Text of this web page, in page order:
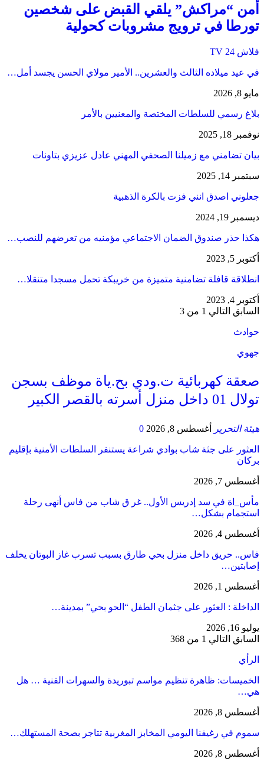
أمن “مراكش” يلقي القبض على شخصين
تورطا في ترويج مشروبات كحولية
فلاش 24 TV
في عيد ميلاده الثالث والعشرين.. الأمير مولاي الحسن يجسد أمل…
مايو 8, 2026
بلاغ رسمي للسلطات المختصة والمعنيين بالأمر
نوفمبر 18, 2025
بيان تضامني مع زميلنا الصحفي المهني عادل عزيزي بتاونات
سبتمبر 14, 2025
جعلوني اصدق انني فزت بالكرة الذهبية
ديسمبر 19, 2024
هكذا حذر صندوق الضمان الاجتماعي مؤمنيه من تعرضهم للنصب…
أكتوبر 5, 2023
انطلاقة قافلة تضامنية متميزة من خريبكة تحمل مسجدا متنقلا…
أكتوبر 4, 2023
السابق التالي 1 من 3
حوادث
جهوي
صعقة كهربائية ت.ودي بح.ياة موظف بسجن
تولال 01 داخل منزل أسرته بالقصر الكبير
هيئة التحرير أغسطس 8, 2026 0
العثور على جثة شاب بوادي شراعة يستنفر السلطات الأمنية بإقليم
بركان
أغسطس 7, 2026
مأس_اة في سد إدريس الأول.. غر ق شاب من فاس أنهى رحلة
استجمام بشكل…
أغسطس 4, 2026
فاس.. حريق داخل منزل بحي طارق بسبب تسرب غاز البوتان يخلف
إصابتين…
أغسطس 1, 2026
​الداخلة : العثور على جثمان الطفل “الحو بحي” بمدينة…
يوليو 16, 2026
السابق التالي 1 من 368
الرأي
الخميسات: ظاهرة تنظيم مواسم تبوريدة والسهرات الفنية … هل
هي…
أغسطس 8, 2026
سموم في رغيفنا اليومي المخابز المغربية تتاجر بصحة المستهلك…
أغسطس 8, 2026